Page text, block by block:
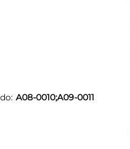
A08-0010;A09-0011